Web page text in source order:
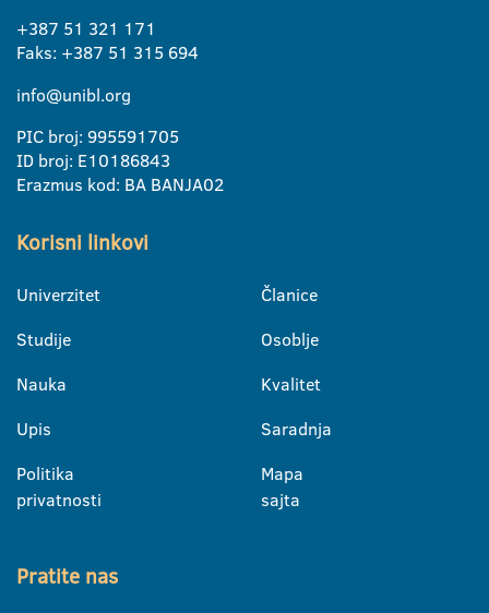
+387 51 321 171
Faks: +387 51 315 694
info@unibl.org
PIC broj: 995591705
ID broj: E10186843
Erazmus kod: BA BANJA02
Korisni linkovi
Univerzitet
Studije
Nauka
Upis
Politika
privatnosti
Članice
Osoblje
Kvalitet
Saradnja
Mapa
sajta
Pratite nas